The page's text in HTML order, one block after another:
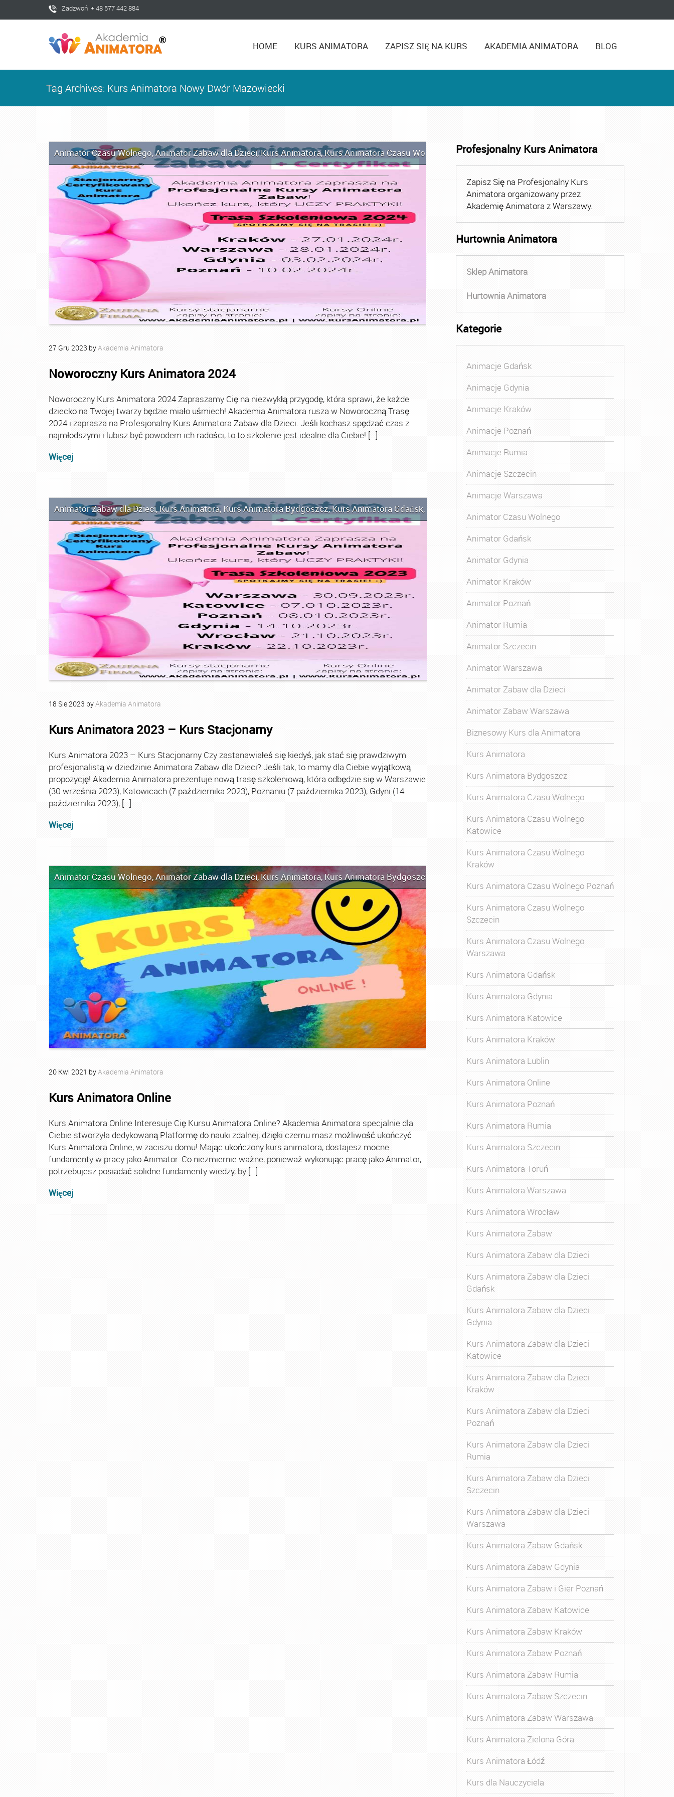
Zadzwoń + 48 577 442 884
HOME KURS ANIMATORA ZAPISZ SIĘ NA KURS AKADEMIA ANIMATORA BLOG
Tag Archives: Kurs Animatora Nowy Dwór Mazowiecki
Animator Czasu Wolnego,Animator Zabaw dla Dzieci,Kurs Animatora,Kurs Animatora Czasu Wolnego Kurs Animatora Czasu Wolnego Warszawa
27 Gru 2023 byAkademia Animatora
Noworoczny Kurs Animatora 2024
Noworoczny Kurs Animatora 2024 Zapraszamy Cię na niezwykłą przygodę, która sprawi, że każde
dziecko na Twojej twarzy będzie miało uśmiech! Akademia Animatora rusza w Noworoczną Trasę
2024 i zaprasza na Profesjonalny Kurs Animatora Zabaw dla Dzieci. Jeśli kochasz spędzać czas z
najmłodszymi i lubisz być powodem ich radości, to to szkolenie jest idealne dla Ciebie! […]
Więcej
Animator Zabaw dla Dzieci,Kurs Animatora, Kurs Animatora Bydgoszcz,Kurs Animatora Gdańsk, Kurs Animatora Gdynia,Kurs Animatora Katowice
18 Sie2023 byAkademia Animatora
Kurs Animatora 2023 – Kurs Stacjonarny
Kurs Animatora 2023 – Kurs Stacjonarny Czy zastanawiałeś się kiedyś, jak stać się prawdziwym
profesjonalistą w dziedzinie Animatora Zabaw dla Dzieci? Jeśli tak, to mamy dla Ciebie wyjątkową
propozycję! Akademia Animatora prezentuje nową trasę szkoleniową, która odbędzie się w Warszawie
(30 września 2023), Katowicach (7 października 2023), Poznaniu (7 października 2023), Gdyni (14
października 2023), […]
Więcej
Animator Czasu Wolnego,Animator Zabaw dla Dzieci,Kurs Animatora,Kurs Animatora Bydgoszcz Kurs Animatora Czasu Wolnego,Kurs Animatora Czasu
20 Kwi 2021 byAkademia Animatora
Kurs Animatora Online
Kurs Animatora Online Interesuje Cię Kursu Animatora Online? Akademia Animatora specjalnie dla
Ciebie stworzyła dedykowaną Platformę do nauki zdalnej, dzięki czemu masz możliwość ukończyć
Kurs Animatora Online, w zaciszu domu! Mając ukończony kurs animatora, dostajesz mocne
fundamenty w pracy jako Animator. Co niezmiernie ważne, ponieważ wykonując pracę jako Animator,
potrzebujesz posiadać solidne fundamenty wiedzy, by […]
Więcej
Profesjonalny Kurs Animatora
Zapisz Się na Profesjonalny Kurs
Animatora organizowany przez
Akademię Animatora z Warszawy.
Hurtownia Animatora
Sklep Animatora
Hurtownia Animatora
Kategorie
Animacje Gdańsk
Animacje Gdynia
Animacje Kraków
Animacje Poznań
Animacje Rumia
Animacje Szczecin
Animacje Warszawa
Animator Czasu Wolnego
Animator Gdańsk
Animator Gdynia
Animator Kraków
Animator Poznań
Animator Rumia
Animator Szczecin
Animator Warszawa
Animator Zabaw dla Dzieci
Animator Zabaw Warszawa
Biznesowy Kurs dla Animatora
Kurs Animatora
Kurs Animatora Bydgoszcz
Kurs Animatora Czasu Wolnego
Kurs Animatora Czasu Wolnego
Katowice
Kurs Animatora Czasu Wolnego
Kraków
Kurs Animatora Czasu Wolnego Poznań
Kurs Animatora Czasu Wolnego
Szczecin
Kurs Animatora Czasu Wolnego
Warszawa
Kurs Animatora Gdańsk
Kurs Animatora Gdynia
Kurs Animatora Katowice
Kurs Animatora Kraków
Kurs Animatora Lublin
Kurs Animatora Online
Kurs Animatora Poznań
Kurs Animatora Rumia
Kurs Animatora Szczecin
Kurs Animatora Toruń
Kurs Animatora Warszawa
Kurs Animatora Wrocław
Kurs Animatora Zabaw
Kurs Animatora Zabaw dla Dzieci
Kurs Animatora Zabaw dla Dzieci
Gdańsk
Kurs Animatora Zabaw dla Dzieci
Gdynia
Kurs Animatora Zabaw dla Dzieci
Katowice
Kurs Animatora Zabaw dla Dzieci
Kraków
Kurs Animatora Zabaw dla Dzieci
Poznań
Kurs Animatora Zabaw dla Dzieci
Rumia
Kurs Animatora Zabaw dla Dzieci
Szczecin
Kurs Animatora Zabaw dla Dzieci
Warszawa
Kurs Animatora Zabaw Gdańsk
Kurs Animatora Zabaw Gdynia
Kurs Animatora Zabaw i Gier Poznań
Kurs Animatora Zabaw Katowice
Kurs Animatora Zabaw Kraków
Kurs Animatora Zabaw Poznań
Kurs Animatora Zabaw Rumia
Kurs Animatora Zabaw Szczecin
Kurs Animatora Zabaw Warszawa
Kurs Animatora Zielona Góra
Kurs Animatora Łódź
Kurs dla Nauczyciela